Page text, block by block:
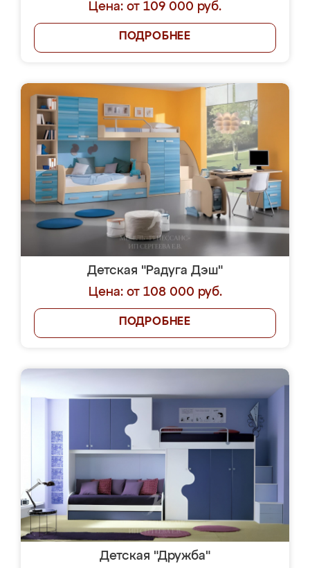
Цена: от 109 000 руб.
ПОДРОБНЕЕ
Детская "Радуга Дэш"
Цена: от 108 000 руб.
ПОДРОБНЕЕ
Детская "Дружба"